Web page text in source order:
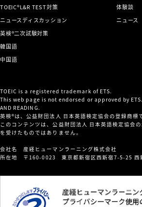
TOEIC®L&R TEST対策
ニュースディスカッション
英検®二次試験対策
韓国語
中国語
体験談
ニュース
TOEIC is a registered trademark of ETS.
This web page is not endorsed or approved by
AND READING.
英検®は、公益財団法人 日本英語検定協会の登録商標
このコンテンツは、公益財団法人 日本英語検定協会
を受けたものではありません。
会社名 産経ヒューマンラーニング株式会社
所在地 〒160-0023 東京都新宿区西新宿7-5-25 西